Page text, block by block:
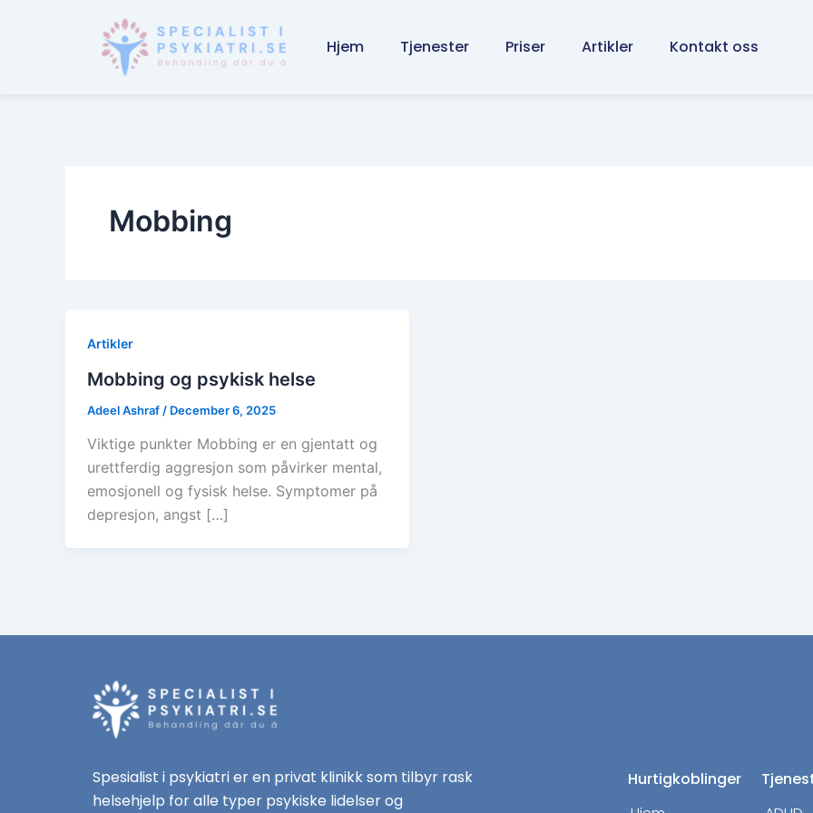
Hjem Tjenester Priser Artikler Kontakt oss
Mobbing
Artikler
Mobbing og psykisk helse
Adeel Ashraf / December 6, 2025
Viktige punkter Mobbing er en gjentatt og
urettferdig aggresjon som påvirker mental,
emosjonell og fysisk helse. Symptomer på
depresjon, angst […]
Spesialist i psykiatri er en privat klinikk som tilbyr rask
helsehjelp for alle typer psykiske lidelser og
Hurtigkoblinger